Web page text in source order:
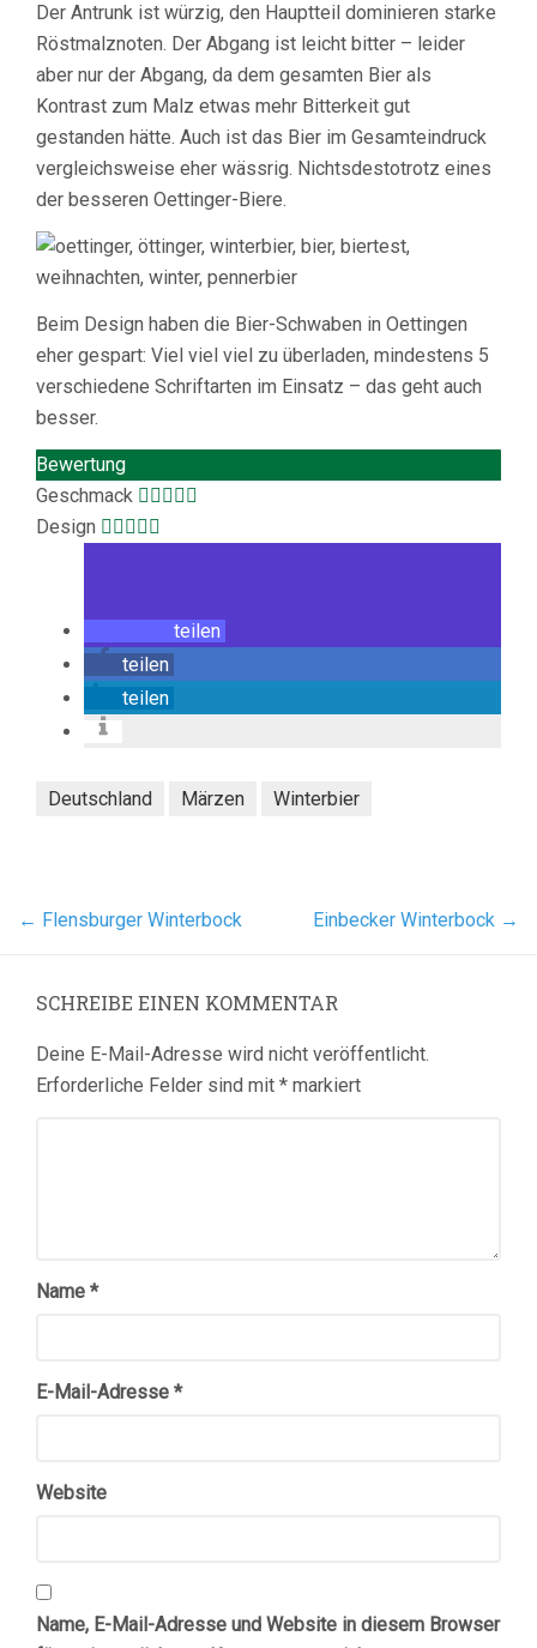
Der Antrunk ist würzig, den Hauptteil dominieren starke
Röstmalznoten. Der Abgang ist leicht bitter – leider
aber nur der Abgang, da dem gesamten Bier als
Kontrast zum Malz etwas mehr Bitterkeit gut
gestanden hätte. Auch ist das Bier im Gesamteindruck
vergleichsweise eher wässrig. Nichtsdestotrotz eines
der besseren Oettinger-Biere.
Beim Design haben die Bier-Schwaben in Oettingen
eher gespart: Viel viel viel zu überladen, mindestens 5
verschiedene Schriftarten im Einsatz – das geht auch
besser.
Bewertung
Geschmack
Design
teilen
teilen
teilen
Deutschland Märzen Winterbier
← Flensburger Winterbock Einbecker Winterbock →
SCHREIBE EINEN KOMMENTAR
Deine E-Mail-Adresse wird nicht veröffentlicht.
Erforderliche Felder sind mit * markiert
Name *
E-Mail-Adresse *
Website
Name, E-Mail-Adresse und Website in diesem Browser